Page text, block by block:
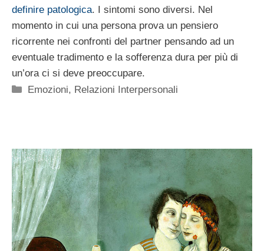
definire patologica. I sintomi sono diversi. Nel
momento in cui una persona prova un pensiero
ricorrente nei confronti del partner pensando ad un
eventuale tradimento e la sofferenza dura per più di
un’ora ci si deve preoccupare.
Categorie
Emozioni, Relazioni Interpersonali